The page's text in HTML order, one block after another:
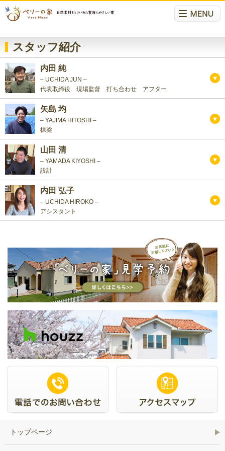
スタッフ紹介
内田 純
– UCHIDA JUN –
代表取締役 現場監督 打ち合わせ アフター
矢島 均
– YAJIMA HITOSHI –
棟梁
山田 清
– YAMADA KIYOSHI –
設計
内田 弘子
– UCHIDA HIROKO –
アシスタント
トップページ